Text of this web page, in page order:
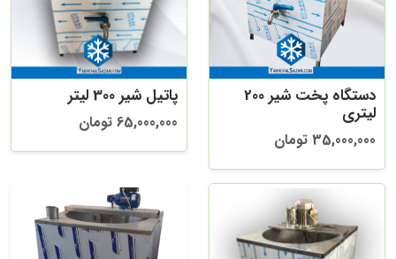
دستگاه پخت شیر 200
لیتری
35,000,000 تومان
پاتیل شیر 300 لیتر
65,000,000 تومان